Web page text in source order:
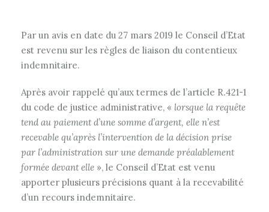
Par un avis en date du 27 mars 2019 le Conseil d’Etat
est revenu sur les règles de liaison du contentieux
indemnitaire.
Après avoir rappelé qu’aux termes de l’article R.421-1
du code de justice administrative, « lorsque la requête
tend au paiement d’une somme d’argent, elle n’est
recevable qu’après l’intervention de la décision prise
par l’administration sur une demande préalablement
formée devant elle », le Conseil d’Etat est venu
apporter plusieurs précisions quant à la recevabilité
d’un recours indemnitaire.